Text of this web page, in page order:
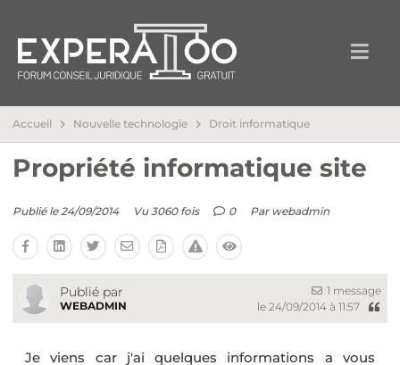
Accueil Nouvelle technologie Droit informatique
Propriété informatique site
Publié le 24/09/2014 Vu 3060 fois 0 Par webadmin
Publié par
WEBADMIN
1 message
le 24/09/2014 à 11:57
Je viens car j'ai quelques informations a vous